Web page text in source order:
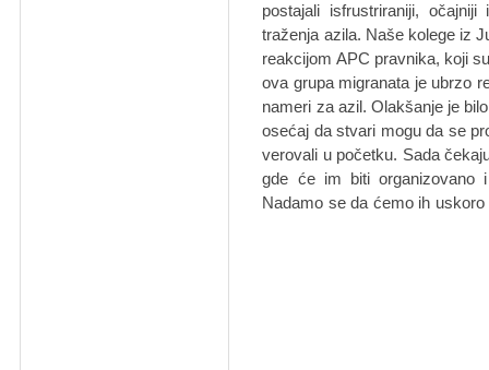
postajali isfrustriraniji,
traženja azila. Naše kolege iz
reakcijom APC pravnika, koji
ova grupa migranata je ubrzo
nameri za azil. Olakšanje je
osećaj da stvari mogu da se
verovali u početku. Sada
gde će im biti organizovano
Nadamo se da ćemo ih